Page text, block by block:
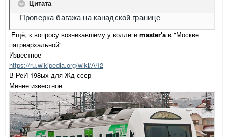
Цитата
Проверка багажа на канадской границе
Ещё, к вопросу возникавшему у коллеги master'ав "Москве
патриархальной"
Известное
https://ru.wikipedia.org/wiki/АЧ2
В РеИ 198ых для Жд ссср
Менее известное